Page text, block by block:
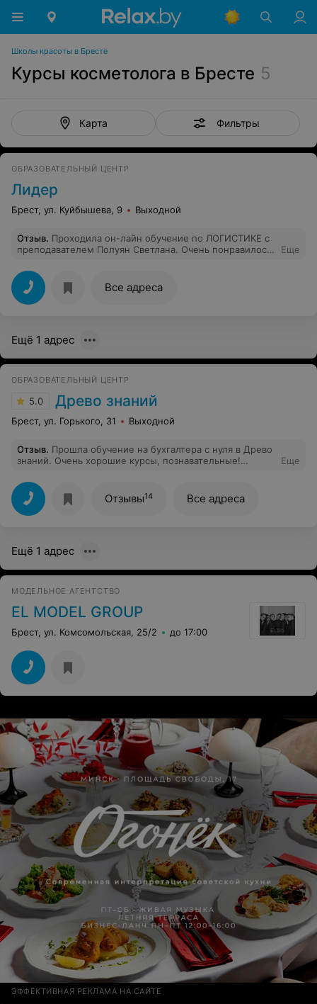
Школы красоты в Бресте
Курсы косметолога в Бресте 5
Карта Фильтры
ОБРАЗОВАТЕЛЬНЫЙ ЦЕНТР
Лидер
Брест, ул. Куйбышева, 9 Выходной
Отзыв. Проходила он-лайн обучение по ЛОГИСТИКЕ с
преподавателем Полуян Светлана. Очень понравилось.
информацию доносит максимально доступно.
Благодарю!
Еще
Все адреса
Ещё 1 адрес
ОБРАЗОВАТЕЛЬНЫЙ ЦЕНТР
5.0 Древо знаний
Брест, ул. Горького, 31 Выходной
Отзыв. Прошла обучение на бухгалтера с нуля в Древо
знаний. Очень хорошие курсы, познавательные!
преподаватель Ирина Владимировна. Доступно все
объясняет. Рекомендую!
Еще
Отзывы14 Все адреса
Ещё 1 адрес
МОДЕЛЬНОЕ АГЕНТСТВО
EL MODEL GROUP
Брест, ул. Комсомольская, 25/2 до 17:00
ЭФФЕКТИВНАЯ РЕКЛАМА НА САЙТЕ